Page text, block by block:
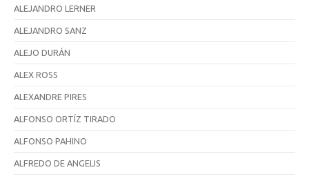
ALEJANDRO LERNER
ALEJANDRO SANZ
ALEJO DURÁN
ALEX ROSS
ALEXANDRE PIRES
ALFONSO ORTÍZ TIRADO
ALFONSO PAHINO
ALFREDO DE ANGELIS